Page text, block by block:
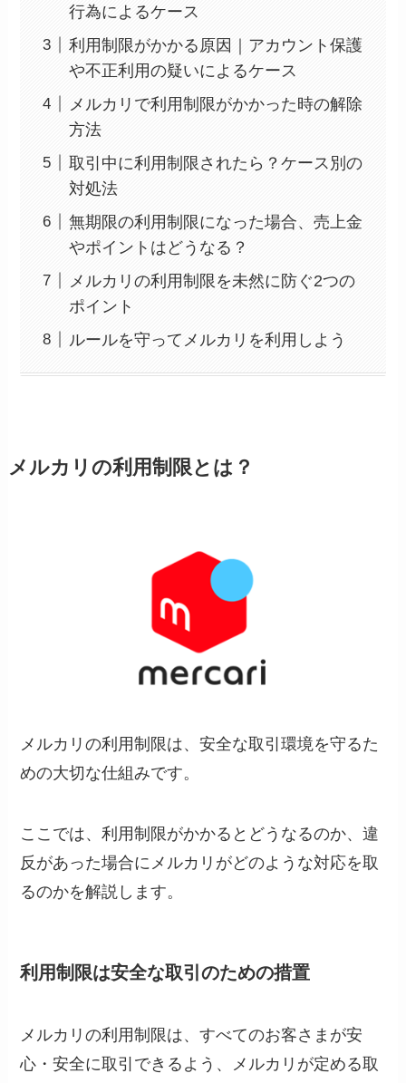
行為によるケース
利用制限がかかる原因｜アカウント保護
や不正利用の疑いによるケース
メルカリで利用制限がかかった時の解除
方法
取引中に利用制限されたら？ケース別の
対処法
無期限の利用制限になった場合、売上金
やポイントはどうなる？
メルカリの利用制限を未然に防ぐ2つの
ポイント
ルールを守ってメルカリを利用しよう
メルカリの利用制限とは？
メルカリの利用制限は、安全な取引環境を守るた
めの大切な仕組みです。
ここでは、利用制限がかかるとどうなるのか、違
反があった場合にメルカリがどのような対応を取
るのかを解説します。
利用制限は安全な取引のための措置
メルカリの利用制限は、すべてのお客さまが安
心・安全に取引できるよう、メルカリが定める取